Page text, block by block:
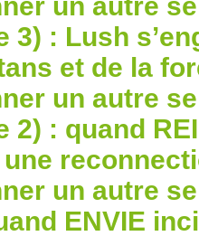
3) : Lush
et de la
un autre
2) : quand
un autre
ENVIE